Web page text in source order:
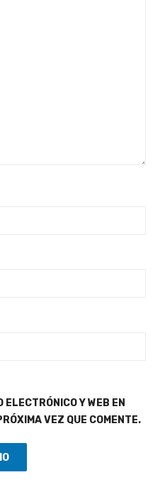
ELECTRÓNICO Y WEB EN
VEZ QUE COMENTE.